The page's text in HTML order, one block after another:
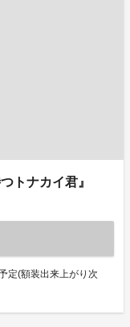
トナカイ君』
定(額装出来上がり次